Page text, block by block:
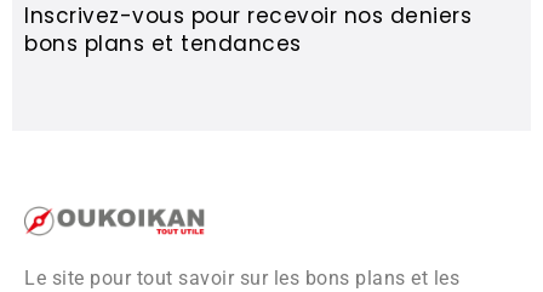
Inscrivez-vous pour recevoir nos deniers
bons plans et tendances
Le site pour tout savoir sur les bons plans et les